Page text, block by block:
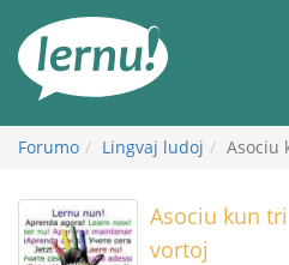
enhavo
Forumo Lingvaj ludoj Asociu
Asociu kun tri
vortoj